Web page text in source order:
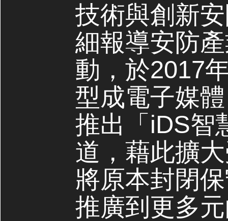
技術與創新
細報導安防
動，於2017
型成電子媒
推出「iDS智
道，藉此擴
將原本封閉
推廣到更多